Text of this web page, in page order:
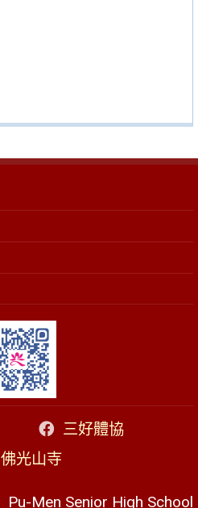
三好體協
佛光山寺
Pu-Men Senior High School